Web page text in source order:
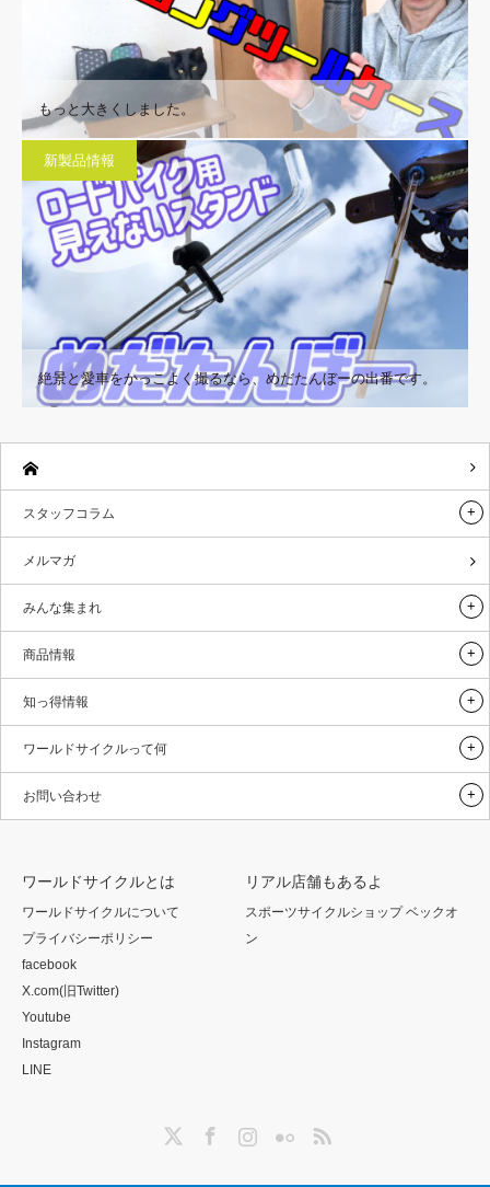
もっと大きくしました。
新製品情報
絶景と愛車をかっこよく撮るなら、めだたんぼーの出番です。
スタッフコラム
メルマガ
みんな集まれ
商品情報
知っ得情報
ワールドサイクルって何
お問い合わせ
ワールドサイクルとは
ワールドサイクルについて
プライバシーポリシー
facebook
X.com(旧Twitter)
Youtube
Instagram
LINE
リアル店舗もあるよ
スポーツサイクルショップ ベックオ
ン
InstagramFlickr RSS